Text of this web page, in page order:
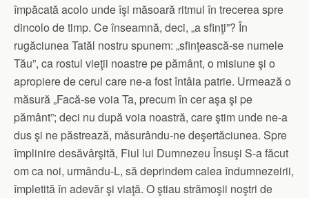
împăcată acolo unde îşi măsoară ritmul în trecerea spre
dincolo de timp. Ce înseamnă, deci, „a sfinţi”? În
rugăciunea Tatăl nostru spunem: „sfinţească-se numele
Tău”, ca rostul vieţii noastre pe pământ, o misiune şi o
apropiere de cerul care ne-a fost întâia patrie. Urmează o
măsură „Facă-se voia Ta, precum în cer aşa şi pe
pământ”; deci nu după voia noastră, care ştim unde ne-a
dus şi ne păstrează, măsurându-ne deşertăciunea. Spre
împlinire desăvârşită, Fiul lui Dumnezeu Însuşi S-a făcut
om ca noi, urmându-L, să deprindem calea îndumnezeirii,
împletită în adevăr şi viaţă. O ştiau strămoşii noştri de